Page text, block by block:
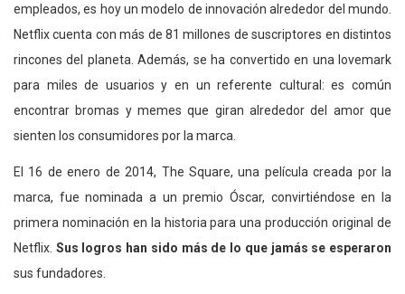
empleados, es hoy un modelo de innovación alrededor del mundo.
Netflix cuenta con más de 81 millones de suscriptores en distintos
rincones del planeta. Además, se ha convertido en una lovemark
para miles de usuarios y en un referente cultural: es común
encontrar bromas y memes que giran alrededor del amor que
sienten los consumidores por la marca.
El 16 de enero de 2014, The Square, una película creada por la
marca, fue nominada a un premio Óscar, convirtiéndose en la
primera nominación en la historia para una producción original de
Netflix. Sus logros han sido más de lo que jamás se esperaron
sus fundadores.